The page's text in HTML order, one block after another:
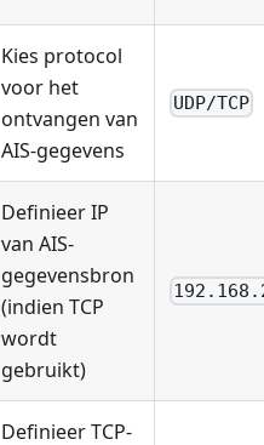
Kies protocol
voor het
ontvangen van
AIS-gegevens
UDP/TCP
Definieer IP
van AIS-
gegevensbron
(indien TCP
wordt
gebruikt)
Definieer TCP-